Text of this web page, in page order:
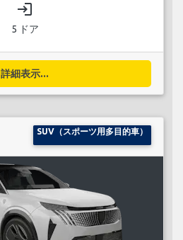
login
5 ドア
詳細表示...
SUV（スポーツ用多目的車）